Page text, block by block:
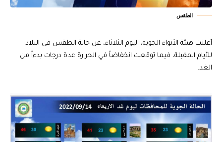
الطقس
أعلنت هيئة الأنواء الجوية، اليوم الثلاثاء، عن حالة الطقس في البلاد
للأيام المقبلة، فيما توقعت انخفاضاً في الحرارة عدة درجات بدءاً من
الغد.